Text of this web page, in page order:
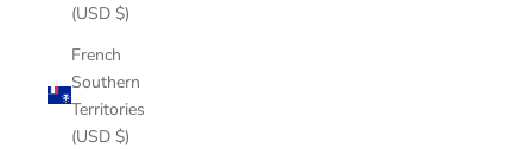
(USD $)
French
Southern
Territories
(USD $)